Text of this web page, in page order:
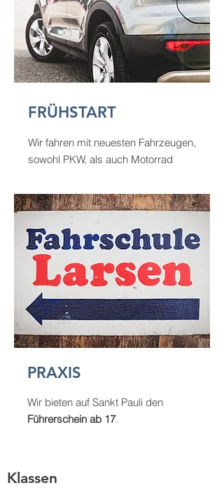
FRÜHSTART
Wir fahren mit neuesten Fahrzeugen,
sowohl PKW, als auch Motorrad
PRAXIS
Wir bieten auf Sankt Pauli den
Führerschein ab 17.
Klassen